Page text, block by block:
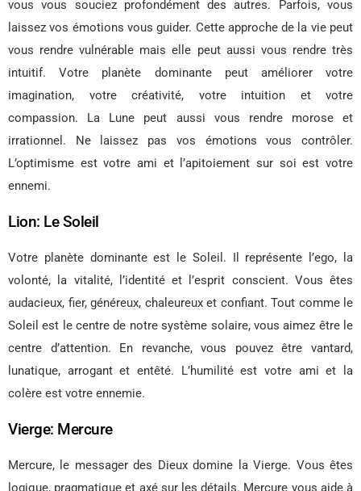
vous vous souciez profondément des autres. Parfois, vous
laissez vos émotions vous guider. Cette approche de la vie peut
vous rendre vulnérable mais elle peut aussi vous rendre très
intuitif. Votre planète dominante peut améliorer votre
imagination, votre créativité, votre intuition et votre
compassion. La Lune peut aussi vous rendre morose et
irrationnel. Ne laissez pas vos émotions vous contrôler.
L’optimisme est votre ami et l’apitoiement sur soi est votre
ennemi.
Lion: Le Soleil
Votre planète dominante est le Soleil. Il représente l’ego, la
volonté, la vitalité, l’identité et l’esprit conscient. Vous êtes
audacieux, fier, généreux, chaleureux et confiant. Tout comme le
Soleil est le centre de notre système solaire, vous aimez être le
centre d’attention. En revanche, vous pouvez être vantard,
lunatique, arrogant et entêté. L’humilité est votre ami et la
colère est votre ennemie.
Vierge: Mercure
Mercure, le messager des Dieux domine la Vierge. Vous êtes
logique, pragmatique et axé sur les détails. Mercure vous aide à